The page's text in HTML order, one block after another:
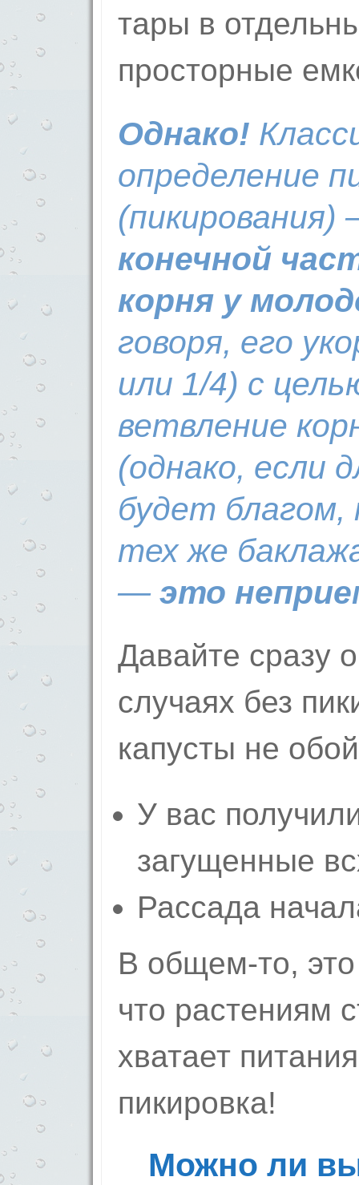
тары в
просторные
Однако!
определение
конечной
корня у
говоря, его
или 1/4) с
ветвление
(однако, если
будет
тех же
— это
Давайте сразу
случаях без
капусты не
У вас
загущенные
Рассада
В общем-то, это
что растениям
хватает
пикировка!
Можно ли